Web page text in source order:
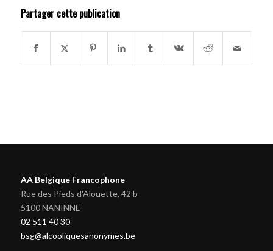
Partager cette publication
AA Belgique Francophone
Rue des Pieds d'Alouette, 42 b
5100 NANINNE
02 511 40 30
bsg@alcooliquesanonymes.be